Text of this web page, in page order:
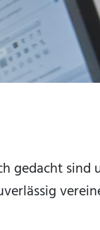
gedacht sind